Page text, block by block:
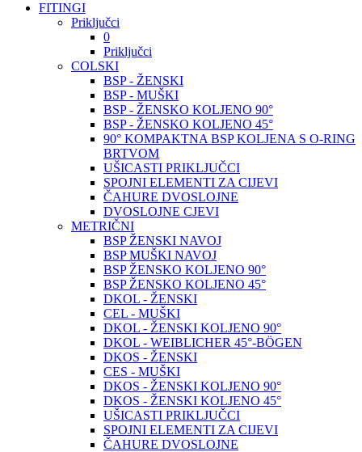
FITINGI
Priključci
0
Priključci
COLSKI
BSP - ŽENSKI
BSP - MUŠKI
BSP - ŽENSKO KOLJENO 90°
BSP - ŽENSKO KOLJENO 45°
90° KOMPAKTNA BSP KOLJENA S O-RING
BRTVOM
UŠICASTI PRIKLJUČCI
SPOJNI ELEMENTI ZA CIJEVI
ČAHURE DVOSLOJNE
DVOSLOJNE CJEVI
METRIČNI
BSP ŽENSKI NAVOJ
BSP MUŠKI NAVOJ
BSP ŽENSKO KOLJENO 90°
BSP ŽENSKO KOLJENO 45°
DKOL - ŽENSKI
CEL - MUŠKI
DKOL - ŽENSKI KOLJENO 90°
DKOL - WEIBLICHER 45°-BÖGEN
DKOS - ŽENSKI
CES - MUŠKI
DKOS - ŽENSKI KOLJENO 90°
DKOS - ŽENSKI KOLJENO 45°
UŠICASTI PRIKLJUČCI
SPOJNI ELEMENTI ZA CIJEVI
ČAHURE DVOSLOJNE